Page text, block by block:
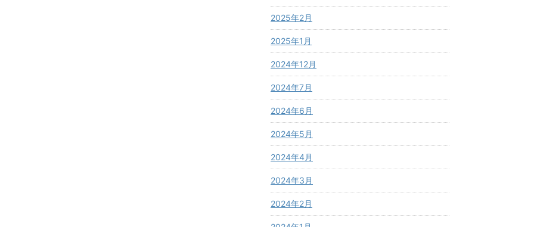
2025年2月
2025年1月
2024年12月
2024年7月
2024年6月
2024年5月
2024年4月
2024年3月
2024年2月